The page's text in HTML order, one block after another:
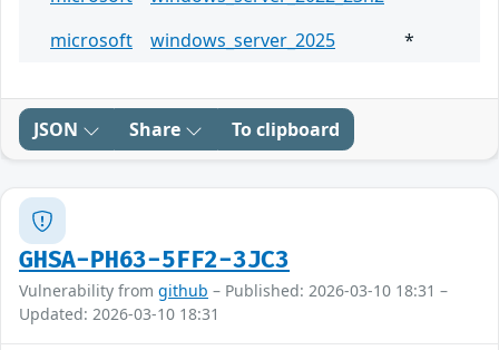
microsoft
windows_server_2025 *
JSON Share To clipboard
GHSA-PH63-5FF2-3JC3
Vulnerability from github – Published: 2026-03-10 18:31 –
Updated: 2026-03-10 18:31